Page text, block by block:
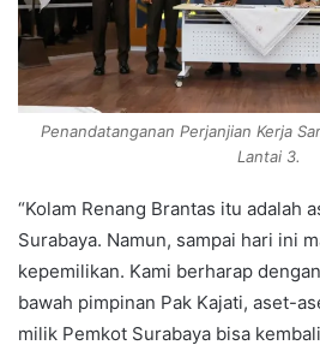
Penandatanganan Perjanjian Kerja
Lantai 3.
“Kolam Renang Brantas itu adalah
Surabaya. Namun, sampai hari ini
kepemilikan. Kami berharap
bawah pimpinan Pak Kajati, aset-
milik Pemkot Surabaya bisa